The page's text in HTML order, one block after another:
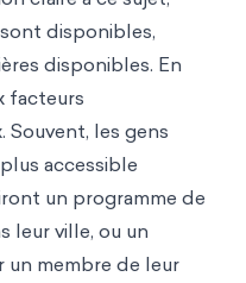
disponibles,
disponibles. En
facteurs
Souvent, les gens
accessible
un programme de
leur ville, ou un
un membre de leur